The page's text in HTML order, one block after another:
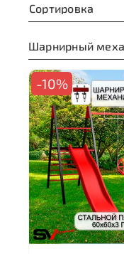
Сортировка
Шарнирный
-10%